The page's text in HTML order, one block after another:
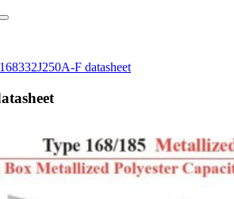
168332J250A-F datasheet